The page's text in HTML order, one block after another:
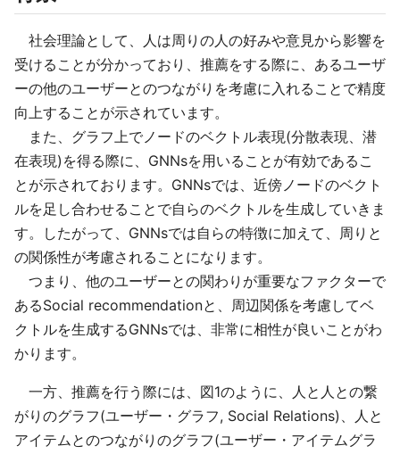
社会理論として、人は周りの人の好みや意見から影響を
受けることが分かっており、推薦をする際に、あるユーザ
ーの他のユーザーとのつながりを考慮に入れることで精度
向上することが示されています。
また、グラフ上でノードのベクトル表現(分散表現、潜
在表現)を得る際に、GNNsを用いることが有効であるこ
とが示されております。GNNsでは、近傍ノードのベクト
ルを足し合わせることで自らのベクトルを生成していきま
す。したがって、GNNsでは自らの特徴に加えて、周りと
の関係性が考慮されることになります。
つまり、他のユーザーとの関わりが重要なファクターで
あるSocial recommendationと、周辺関係を考慮してベ
クトルを生成するGNNsでは、非常に相性が良いことがわ
かります。
一方、推薦を行う際には、図1のように、人と人との繋
がりのグラフ(ユーザー・グラフ, Social Relations)、人と
アイテムとのつながりのグラフ(ユーザー・アイテムグラ